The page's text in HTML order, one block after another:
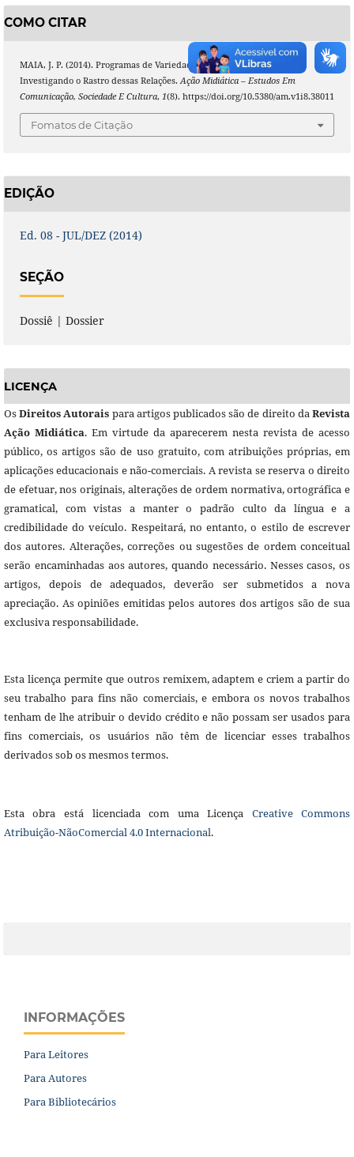
COMO CITAR
MAIA, J. P. (2014). Programas de Variedades na TV e Entretenimento:
Investigando o Rastro dessas Relações.Ação Midiática – Estudos Em
Comunicação, Sociedade E Cultura, 1(8). https://doi.org/10.5380/am.v1i8.38011
Fomatos de Citação
EDIÇÃO
Ed. 08 - JUL/DEZ (2014)
SEÇÃO
Dossiê | Dossier
LICENÇA
OsDireitos Autorais para artigos publicados são de direito daRevista
Ação Midiática. Em virtude da aparecerem nesta revista de acesso
público, os artigos são de uso gratuito, com atribuições próprias, em
aplicações educacionais e não-comerciais. A revista se reserva o direito
de efetuar, nos originais, alterações de ordem normativa, ortográfica e
gramatical, com vistas a manter o padrão culto da língua e a
credibilidade do veículo. Respeitará, no entanto, o estilo de escrever
dos autores. Alterações, correções ou sugestões de ordem conceitual
serão encaminhadas aos autores, quando necessário. Nesses casos, os
artigos, depois de adequados, deverão ser submetidos a nova
apreciação. As opiniões emitidas pelos autores dos artigos são de sua
exclusiva responsabilidade.
Esta licença permite que outros remixem, adaptem e criem a partir do
seu trabalho para fins não comerciais, e embora os novos trabalhos
tenham de lhe atribuir o devido crédito e não possam ser usados para
fins comerciais, os usuários não têm de licenciar esses trabalhos
derivados sob os mesmos termos.
Esta obra está licenciada com uma Licença Creative Commons
Atribuição-NãoComercial 4.0 Internacional.
INFORMAÇÕES
Para Leitores
Para Autores
Para Bibliotecários